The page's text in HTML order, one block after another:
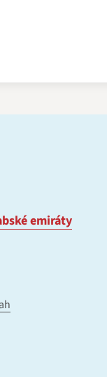
emiráty